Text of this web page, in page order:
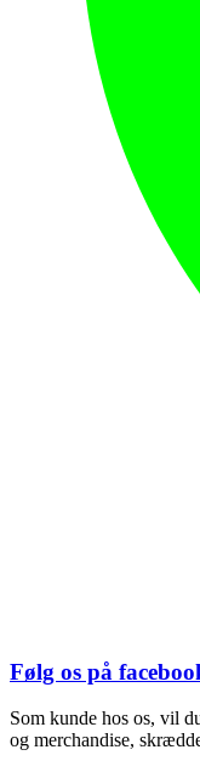
Følg os på
Som kunde hos os, vil
og merchandise,